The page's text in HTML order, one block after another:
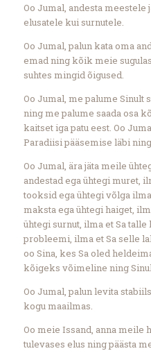
Oo Jumal, andesta
elusatele kui surnutele.
Oo Jumal, palun kata oma
emad ning kõik meie
suhtes mingid õigused.
Oo Jumal, me palume Sinult
ning me palume saada osa
kaitset iga patu eest. Oo
Paradiisi pääsemise läbi
Oo Jumal, ära jäta meile
andestad ega ühtegi muret,
tooksid ega ühtegi võlga
maksta ega ühtegi haiget,
ühtegi surnut, ilma et Sa
probleemi, ilma et Sa selle
oo Sina, kes Sa oled
kõigeks võimeline ning
Oo Jumal, palun levita
kogu maailmas.
Oo meie Issand, anna meile
tulevases elus ning päästa